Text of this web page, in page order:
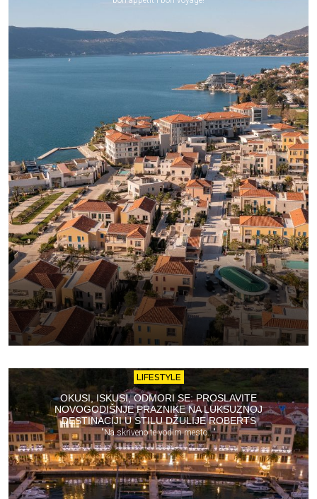
LIFESTYLE
OKUSI, ISKUSI, ODMORI SE: PROSLAVITE
NOVOGODIŠNJE PRAZNIKE NA LUKSUZNOJ
DESTINACIJI U STILU DŽULIJE ROBERTS
"Na skriveno te vodim mesto..."